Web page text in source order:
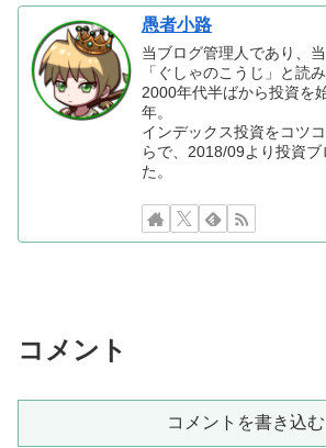
愚者小路
当ブログ管理人であり、当
「ぐしゃのこうじ」と読み
2000年代半ばから投資を
年。
インデックス投資をコツ
らで、2018/09より投資
た。
コメント
コメントを書き込む